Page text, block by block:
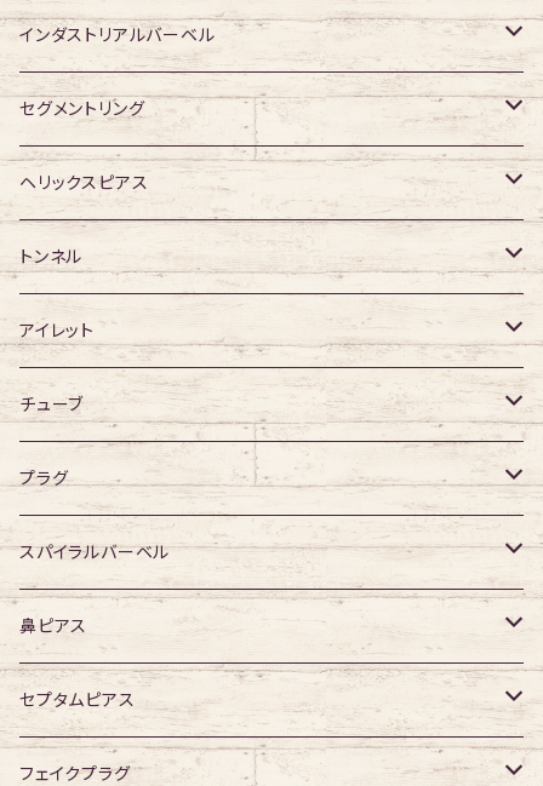
ジュエル有り
ジュエル有り
ジュエル無し
ジュエル有り
アクリル・その他
ジュエル有り
316Lサージカルステンレス
ジュエル無し
ジュエル有り
サージカルチタン
ジュエル無し
ジュエル有り
アクリル
インダストリアルバーベル
316Lサージカルステンレス
ジュエル無し
ジュエル有り
サージカルチタン
ジュエル無し
ジュエル有り
セグメントリング
316Lサージカルステンレス
サージカルチタン
アクリル
ヘリックスピアス
ジュエル無し
ジュエル有り
トンネル
316Lサージカルステンレス
デザイン無し
デザイン有り
アクリル
アイレット
シングルフレア
ダブルフレア
チューブ
デザイン無し
デザイン有り
プラグ
デザイン無し
デザイン有り
スパイラルバーベル
316Lサージカルステンレス
ジュエル無し
ジュエル有り
サージカルチタン
ジュエル無し
鼻ピアス
ジュエル無し
ジュエル有り
セプタムピアス
ジュエル無し
フェイクプラグ